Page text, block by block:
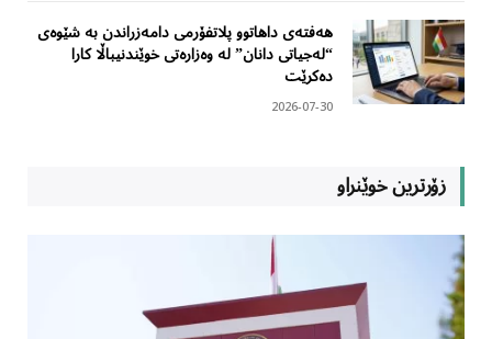
هەفتەی داهاتوو پلاتفۆرمی دامەزراندن بە شێوەی
“لەجیاتی دانان” لە وەزارەتی خوێندنیباڵا کارا
دەکرێت
2026-07-30
زۆرترین خوێنراو